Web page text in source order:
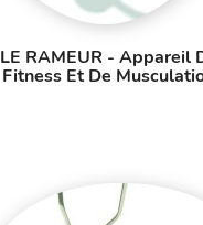
LE RAMEUR - Appareil
Fitness Et De